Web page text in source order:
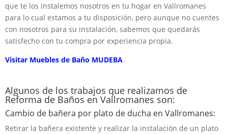
que te los instalemos nosotros en tu hogar en Vallromanes
para lo cual estamos a tu disposición, pero aunque no cuentes
con nosotros para su instalación, sabemos que quedarás
satisfecho con tu compra por experiencia propia.
Visitar Muebles de Baño MUDEBA
Algunos de los trabajos que realizamos de
Reforma de Baños en Vallromanes son:
Cambio de bañera por plato de ducha en Vallromanes:
Retirar la bañera existente y realizar la instalación de un plato